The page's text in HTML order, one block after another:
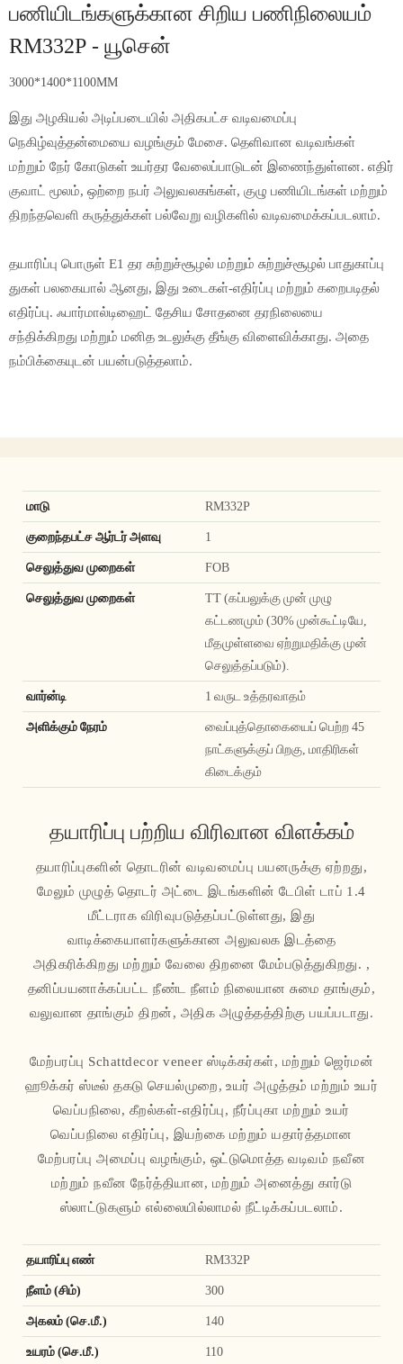
பணியிடங்களுக்கான சிறிய பணிநிலையம்
RM332P - யூசென்
3000*1400*1100MM
இது அழகியல் அடிப்படையில் அதிகபட்ச வடிவமைப்பு
நெகிழ்வுத்தன்மையை வழங்கும் மேசை. தெளிவான வடிவங்கள்
மற்றும் நேர் கோடுகள் உயர்தர வேலைப்பாடுடன் இணைந்துள்ளன. எதிர்
குவாட் மூலம், ஒற்றை நபர் அலுவலகங்கள், குழு பணியிடங்கள் மற்றும்
திறந்தவெளி கருத்துக்கள் பல்வேறு வழிகளில் வடிவமைக்கப்படலாம்.
தயாரிப்பு பொருள் E1 தர சுற்றுச்சூழல் மற்றும் சுற்றுச்சூழல் பாதுகாப்பு
துகள் பலகையால் ஆனது, இது உடைகள்-எதிர்ப்பு மற்றும் கறைபடிதல்
எதிர்ப்பு. ஃபார்மால்டிஹைட் தேசிய சோதனை தரநிலையை
சந்திக்கிறது மற்றும் மனித உடலுக்கு தீங்கு விளைவிக்காது. அதை
நம்பிக்கையுடன் பயன்படுத்தலாம்.
மாடு RM332P
குறைந்தபட்ச ஆர்டர் அளவு 1
செலுத்துவ முறைகள் FOB
செலுத்துவ முறைகள்
TT (கப்பலுக்கு முன் முழு
கட்டணமும் (30% முன்கூட்டியே,
மீதமுள்ளவை ஏற்றுமதிக்கு முன்
செலுத்தப்படும்).
வார்ன்டி 1 வருட உத்தரவாதம்
அளிக்கும் நேரம்
வைப்புத்தொகையைப் பெற்ற 45
நாட்களுக்குப் பிறகு, மாதிரிகள்
கிடைக்கும்
தயாரிப்பு பற்றிய விரிவான விளக்கம்
தயாரிப்புகளின் தொடரின் வடிவமைப்பு பயனருக்கு ஏற்றது,
மேலும் முழுத் தொடர் அட்டை இடங்களின் டேபிள் டாப் 1.4
மீட்டராக விரிவுபடுத்தப்பட்டுள்ளது, இது
வாடிக்கையாளர்களுக்கான அலுவலக இடத்தை
அதிகரிக்கிறது மற்றும் வேலை திறனை மேம்படுத்துகிறது. ,
தனிப்பயனாக்கப்பட்ட நீண்ட நீளம் நிலையான சுமை தாங்கும்,
வலுவான தாங்கும் திறன், அதிக அழுத்தத்திற்கு பயப்படாது.
மேற்பரப்பு Schattdecor veneer ஸ்டிக்கர்கள், மற்றும் ஜெர்மன்
ஹூக்கர் ஸ்டீல் தகடு செயல்முறை, உயர் அழுத்தம் மற்றும் உயர்
வெப்பநிலை, கீறல்கள்-எதிர்ப்பு, நீர்ப்புகா மற்றும் உயர்
வெப்பநிலை எதிர்ப்பு, இயற்கை மற்றும் யதார்த்தமான
மேற்பரப்பு அமைப்பு வழங்கும், ஒட்டுமொத்த வடிவம் நவீன
மற்றும் நவீன நேர்த்தியான, மற்றும் அனைத்து கார்டு
ஸ்லாட்டுகளும் எல்லையில்லாமல் நீட்டிக்கப்படலாம்.
தயாரிப்பு எண் RM332P
நீளம் (சிம்) 300
அகலம் (செ.மீ.) 140
உயரம் (செ.மீ.) 110